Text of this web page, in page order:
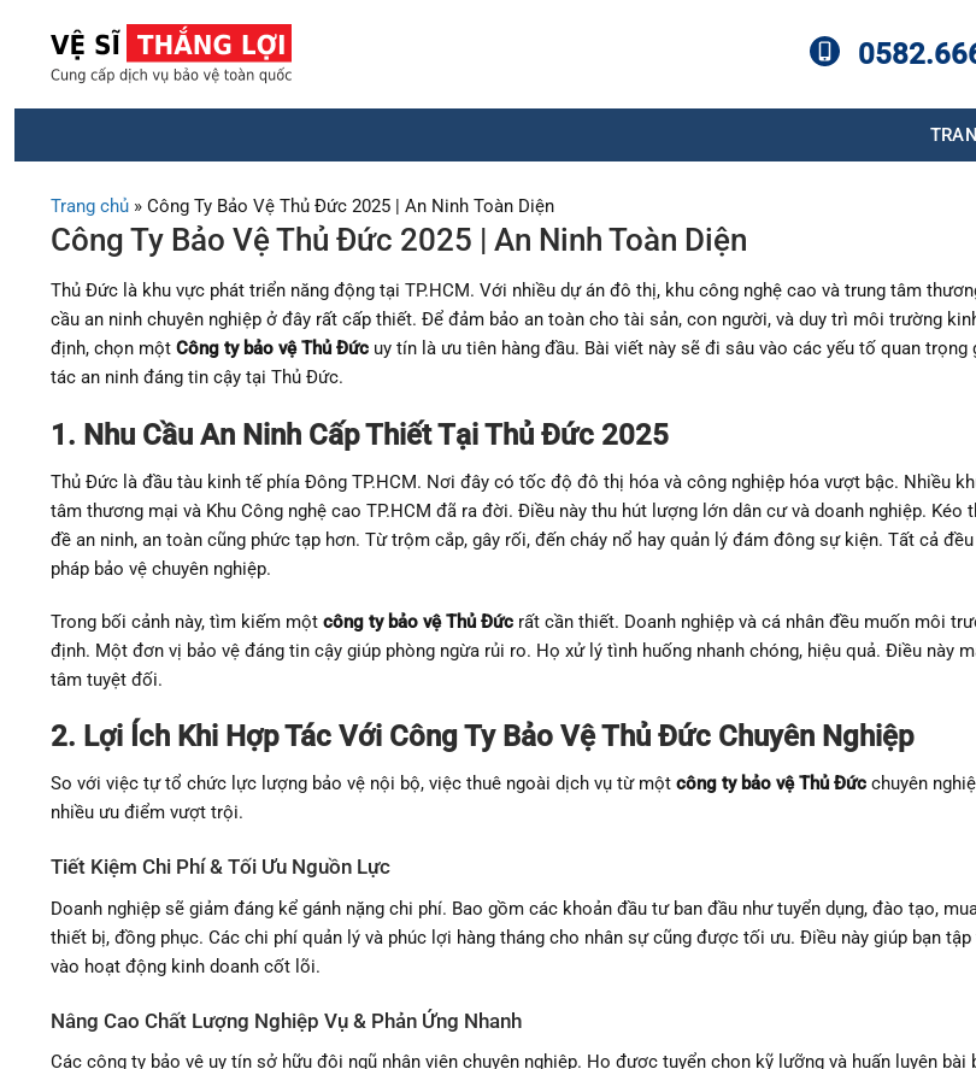
Trang chủ » Công Ty Bảo Vệ Thủ Đức 2025 | An Ninh Toàn Diện
Công Ty Bảo Vệ Thủ Đức 2025 | An Ninh Toàn Diện
Thủ Đức là khu vực phát triển năng động tại TP.HCM. Với nhiều dự án đô thị, khu công nghệ cao và trung tâm
cầu an ninh chuyên nghiệp ở đây rất cấp thiết. Để đảm bảo an toàn cho tài sản, con người, và duy trì môi trường
định, chọn một Công ty bảo vệ Thủ Đức uy tín là ưu tiên hàng đầu. Bài viết này sẽ đi sâu vào các yếu tố quan trọng
tác an ninh đáng tin cậy tại Thủ Đức.
1. Nhu Cầu An Ninh Cấp Thiết Tại Thủ Đức 2025
Thủ Đức là đầu tàu kinh tế phía Đông TP.HCM. Nơi đây có tốc độ đô thị hóa và công nghiệp hóa vượt bậc. Nhiều
tâm thương mại và Khu Công nghệ cao TP.HCM đã ra đời. Điều này thu hút lượng lớn dân cư và doanh nghiệp. Kéo
đề an ninh, an toàn cũng phức tạp hơn. Từ trộm cắp, gây rối, đến cháy nổ hay quản lý đám đông sự kiện. Tất cả
pháp bảo vệ chuyên nghiệp.
Trong bối cảnh này, tìm kiếm một công ty bảo vệ Thủ Đức rất cần thiết. Doanh nghiệp và cá nhân đều muốn môi
định. Một đơn vị bảo vệ đáng tin cậy giúp phòng ngừa rủi ro. Họ xử lý tình huống nhanh chóng, hiệu quả. Điều này
tâm tuyệt đối.
2. Lợi Ích Khi Hợp Tác Với Công Ty Bảo Vệ Thủ Đức Chuyên Nghiệp
So với việc tự tổ chức lực lượng bảo vệ nội bộ, việc thuê ngoài dịch vụ từ một công ty bảo vệ Thủ Đức chuyên
nhiều ưu điểm vượt trội.
Tiết Kiệm Chi Phí & Tối Ưu Nguồn Lực
Doanh nghiệp sẽ giảm đáng kể gánh nặng chi phí. Bao gồm các khoản đầu tư ban đầu như tuyển dụng, đào tạo,
thiết bị, đồng phục. Các chi phí quản lý và phúc lợi hàng tháng cho nhân sự cũng được tối ưu. Điều này giúp bạn
vào hoạt động kinh doanh cốt lõi.
Nâng Cao Chất Lượng Nghiệp Vụ & Phản Ứng Nhanh
Các công ty bảo vệ uy tín sở hữu đội ngũ nhân viên chuyên nghiệp. Họ được tuyển chọn kỹ lưỡng và huấn luyện bài